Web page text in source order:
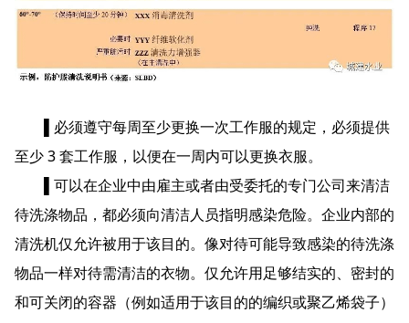
▌必须遵守每周至少更换一次工作服的规定，必须提供
至少 3 套工作服，以便在一周内可以更换衣服。
▌可以在企业中由雇主或者由受委托的专门公司来清洁
待洗涤物品，都必须向清洁人员指明感染危险。企业内部的
清洗机仅允许被用于该目的。像对待可能导致感染的待洗涤
物品一样对待需清洁的衣物。仅允许用足够结实的、密封的
和可关闭的容器（例如适用于该目的的编织或聚乙烯袋子）